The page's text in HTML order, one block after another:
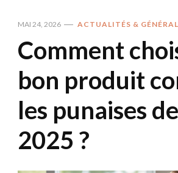
MAI 24, 2026 ACTUALITÉS &
Comment
bon produit
les punaises
2025 ?